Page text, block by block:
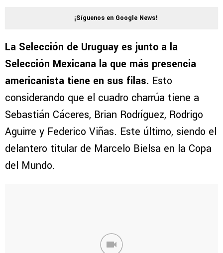
¡Síguenos en Google News!
La Selección de Uruguay es junto a la
Selección Mexicana la que más presencia
americanista tiene en sus filas. Esto
considerando que el cuadro charrúa tiene a
Sebastián Cáceres, Brian Rodríguez, Rodrigo
Aguirre y Federico Viñas. Este último, siendo el
delantero titular de Marcelo Bielsa en la Copa
del Mundo.